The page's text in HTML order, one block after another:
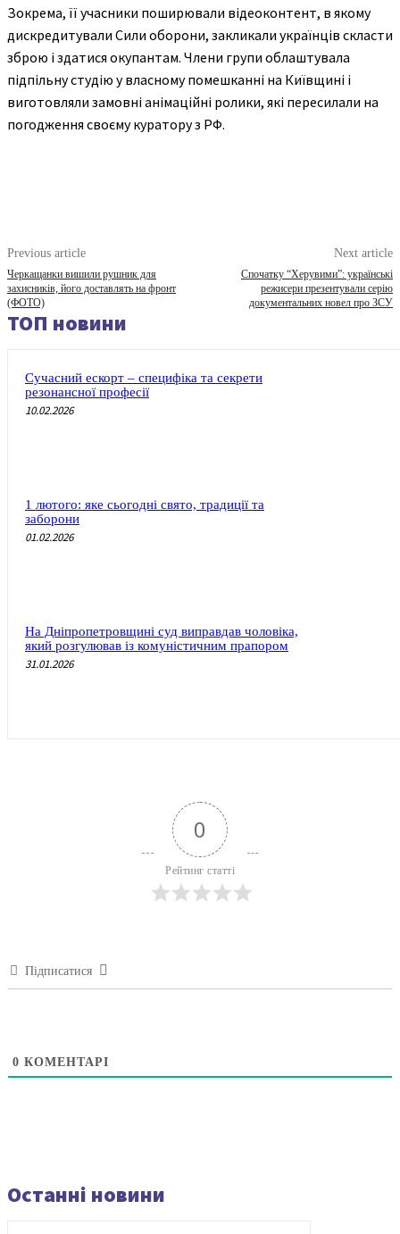
Зокрема, її учасники поширювали відеоконтент, в якому
дискредитували Сили оборони, закликали українців скласти
зброю і здатися окупантам. Члени групи облаштувала
підпільну студію у власному помешканні на Київщині і
виготовляли замовні анімаційні ролики, які пересилали на
погодження своєму куратору з РФ.
Previous article
Черкащанки вишили рушник для
захисників, його доставлять на фронт
(ФОТО)
Next article
Спочатку “Херувими”: українські
режисери презентували серію
документальних новел про ЗСУ
ТОП новини
Сучасний ескорт – специфіка та секрети
резонансної професії
10.02.2026
1 лютого: яке сьогодні свято, традиції та
заборони
01.02.2026
На Дніпропетровщині суд виправдав чоловіка,
який розгулював із комуністичним прапором
31.01.2026
0
Рейтинг статті
Підписатися
0 КОМЕНТАРІ
Останні новини